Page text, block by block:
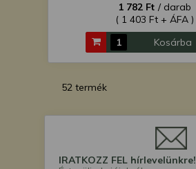
1 782 Ft / darab
( 1 403 Ft + ÁFA )
Kosárba
52 termék
IRATKOZZ FEL hírlevelünkre!